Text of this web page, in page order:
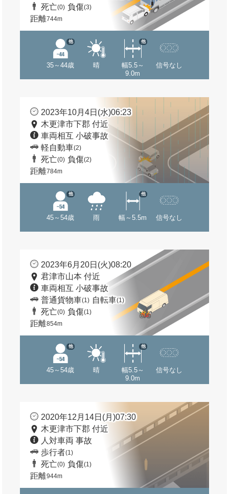
死亡(0) 負傷(3)
距離744m
35～44歳
他
晴
幅5.5～
9.0m
他
信号なし
2023年10月4日(水)06:23
木更津市下郡 付近
車両相互 小破事故
軽自動車(2)
死亡(0) 負傷(2)
距離784m
45～54歳
他
雨 幅～5.5m
他
信号なし
2023年6月20日(火)08:20
君津市山本 付近
車両相互 小破事故
普通貨物車(1) 自転車(1)
死亡(0) 負傷(1)
距離854m
45～54歳
他
晴
幅5.5～
9.0m
他
信号なし
2020年12月14日(月)07:30
木更津市下郡 付近
人対車両 事故
歩行者(1)
死亡(0) 負傷(1)
距離944m